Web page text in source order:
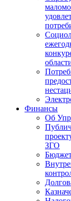
Финансы
Об
ЗГО